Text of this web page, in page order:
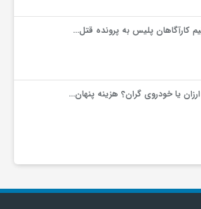
کارآگاهان پلیس به پرونده قتل…
یا خودروی گران؟ هزینه پنهان…